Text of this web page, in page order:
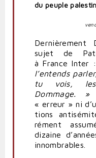
du peuple
Der­niè­rement
sujet de
à France Inter :
l’entends
tu vois,
Dommage. »
« erreur » ni
tions
rément
dizaine
innom­brables.